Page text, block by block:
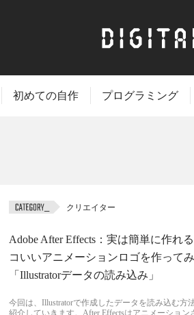
初めての自作 プログラミング
クリエイター
Adobe After Effects：実は簡単に作れ
コいいアニメーションロゴを作ってみ
「Illustratorデータの読み込み」
今回は、Illustratorで作成したデータを読み込む方
紹介していきます。After Effectsはアニメーション